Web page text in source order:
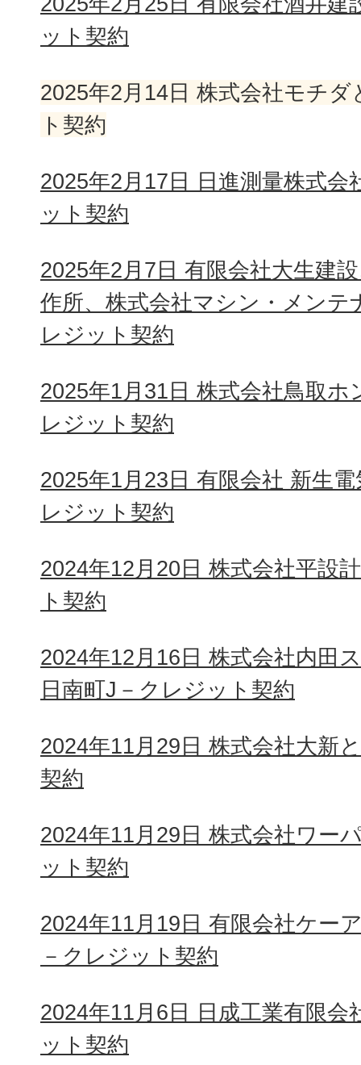
ット契約
2025年2月14日 株式会社モチ
ト契約
2025年2月17日 日進測量株式会
ット契約
2025年2月7日 有限会社大生建
作所、株式会社マシン・メンテ
レジット契約
2025年1月31日 株式会社鳥取
レジット契約
2025年1月23日 有限会社 新生
レジット契約
2024年12月20日 株式会社平設
ト契約
2024年12月16日 株式会社内田
日南町J－クレジット契約
2024年11月29日 株式会社大新
契約
2024年11月29日 株式会社ワー
ット契約
2024年11月19日 有限会社ケー
－クレジット契約
2024年11月6日 日成工業有限会
ット契約